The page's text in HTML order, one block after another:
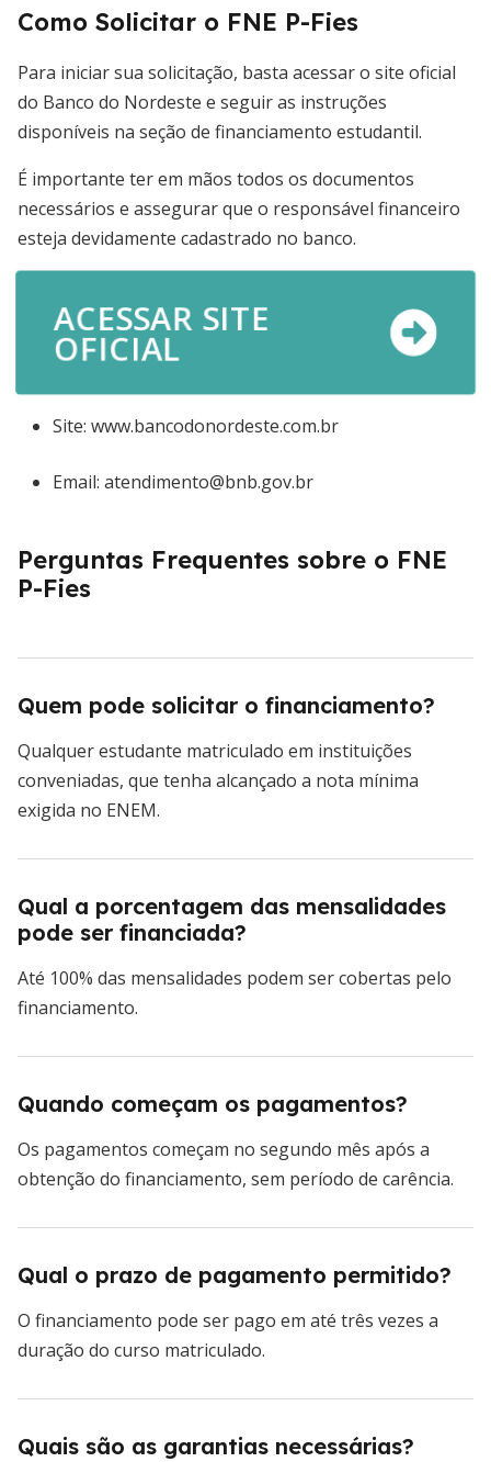
Como Solicitar o FNE P-Fies
Para iniciar sua solicitação, basta acessar o site oficial
do Banco do Nordeste e seguir as instruções
disponíveis na seção de financiamento estudantil.
É importante ter em mãos todos os documentos
necessários e assegurar que o responsável financeiro
esteja devidamente cadastrado no banco.
ACESSAR SITE
OFICIAL
Site: www.bancodonordeste.com.br
Email: atendimento@bnb.gov.br
Perguntas Frequentes sobre o FNE
P-Fies
Quem pode solicitar o financiamento?
Qualquer estudante matriculado em instituições
conveniadas, que tenha alcançado a nota mínima
exigida no ENEM.
Qual a porcentagem das mensalidades
pode ser financiada?
Até 100% das mensalidades podem ser cobertas pelo
financiamento.
Quando começam os pagamentos?
Os pagamentos começam no segundo mês após a
obtenção do financiamento, sem período de carência.
Qual o prazo de pagamento permitido?
O financiamento pode ser pago em até três vezes a
duração do curso matriculado.
Quais são as garantias necessárias?